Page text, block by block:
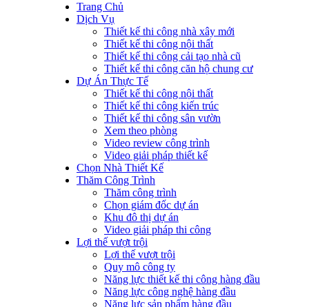
Trang Chủ
Dịch Vụ
Thiết kế thi công nhà xây mới
Thiết kế thi công nội thất
Thiết kế thi công cải tạo nhà cũ
Thiết kế thi công căn hộ chung cư
Dự Án Thực Tế
Thiết kế thi công nội thất
Thiết kế thi công kiến trúc
Thiết kế thi công sân vườn
Xem theo phòng
Video review công trình
Video giải pháp thiết kế
Chọn Nhà Thiết Kế
Thăm Công Trình
Thăm công trình
Chọn giám đốc dự án
Khu đô thị dự án
Video giải pháp thi công
Lợi thế vượt trội
Lợi thế vượt trội
Quy mô công ty
Năng lực thiết kế thi công hàng đầu
Năng lực công nghệ hàng đầu
Năng lực sản phẩm hàng đầu